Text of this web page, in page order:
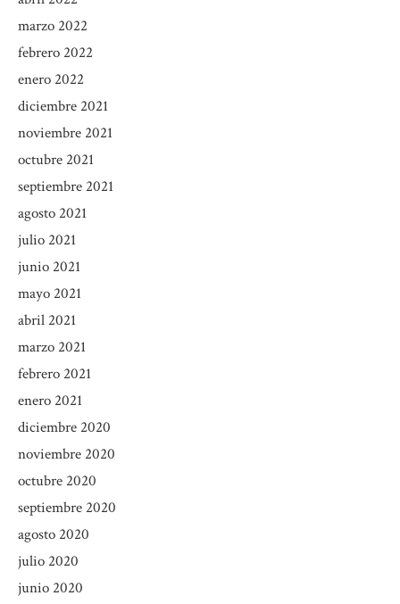
marzo 2022
febrero 2022
enero 2022
diciembre 2021
noviembre 2021
octubre 2021
septiembre 2021
agosto 2021
julio 2021
junio 2021
mayo 2021
abril 2021
marzo 2021
febrero 2021
enero 2021
diciembre 2020
noviembre 2020
octubre 2020
septiembre 2020
agosto 2020
julio 2020
junio 2020